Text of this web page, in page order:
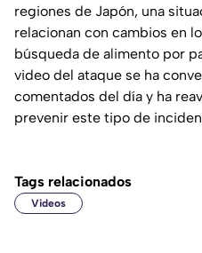
regiones de Japón, una
relacionan con cambios en
búsqueda de alimento por
video del ataque se ha
comentados del día y ha
prevenir este tipo de
Tags relacionados
Videos